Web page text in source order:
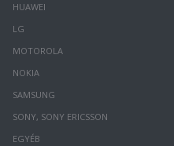
HUAWEI
LG
MOTOROLA
NOKIA
SAMSUNG
SONY, SONY ERICSSON
EGYÉB